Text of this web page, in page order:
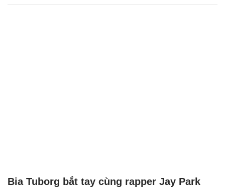
Bia Tuborg bắt tay cùng rapper Jay Park